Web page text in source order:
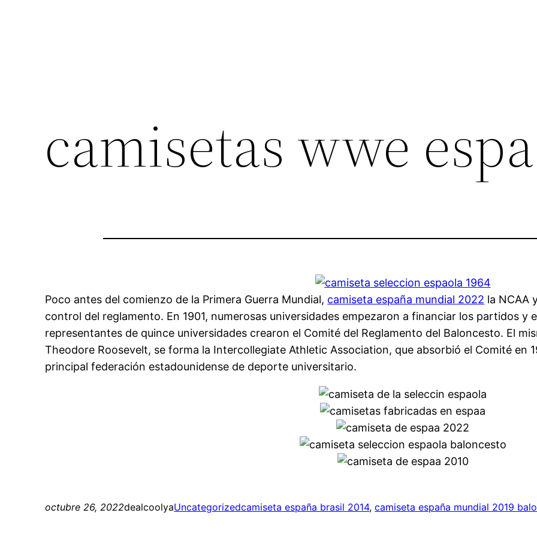
camisetas wwe
Poco antes del comienzo de la Primera Guerra Mundial, camiseta españa mundial 2022 la NCAA
control del reglamento. En 1901, numerosas universidades empezaron a financiar los partidos y
representantes de quince universidades crearon el Comité del Reglamento del Baloncesto. El
Theodore Roosevelt, se forma la Intercollegiate Athletic Association, que absorbió el Comité en
principal federación estadounidense de deporte universitario.
octubre 26, 2022dealcoolyaUncategorizedcamiseta españa brasil 2014, camiseta españa mundial 2019